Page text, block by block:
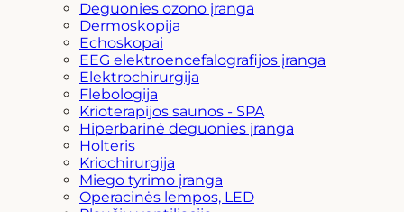
Deguonies ozono įranga
Dermoskopija
Echoskopai
EEG elektroencefalografijos įranga
Elektrochirurgija
Flebologija
Krioterapijos saunos - SPA
Hiperbarinė deguonies įranga
Holteris
Kriochirurgija
Miego tyrimo įranga
Operacinės lempos, LED